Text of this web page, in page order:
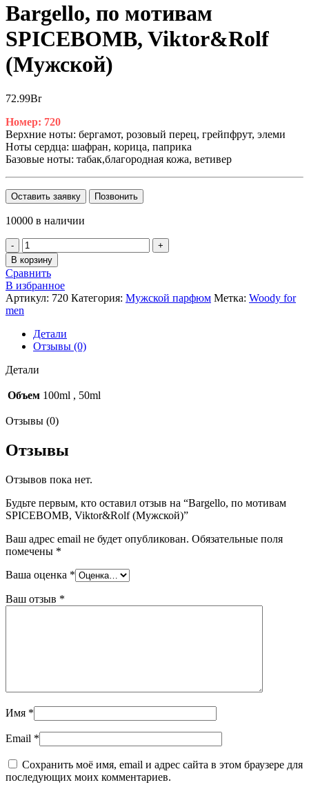
Bargello, по мотивам
SPICEBOMB, Viktor&Rolf
(Мужской)
72.99Br
Номер: 720
Верхние ноты: бергамот, розовый перец, грейпфрут, элеми
Ноты сердца: шафран, корица, паприка
Базовые ноты: табак,благородная кожа, ветивер
Оставить заявку Позвонить
10000 в наличии
Количество
товара
Bargello,
по
мотивам
SPICEBOMB,
Viktor&Rolf
(Мужской)
В корзину
Сравнить
В избранное
Артикул: 720 Категория: Мужской парфюм Метка: Woody for
men
Детали
Отзывы (0)
Детали
Объем 100ml , 50ml
Отзывы (0)
Отзывы
Отзывов пока нет.
Будьте первым, кто оставил отзыв на “Bargello, по мотивам
SPICEBOMB, Viktor&Rolf (Мужской)”
Ваш адрес email не будет опубликован. Обязательные поля
помечены *
Ваша оценка *
Ваш отзыв *
Имя *
Email *
Сохранить моё имя, email и адрес сайта в этом браузере для
последующих моих комментариев.